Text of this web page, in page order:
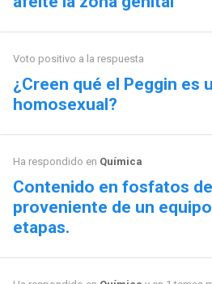
Voto positivo a la respuesta
¿Creen qué el Peggin es
homosexual?
Ha respondido en Química
Contenido en fosfatos
proveniente de un
etapas.